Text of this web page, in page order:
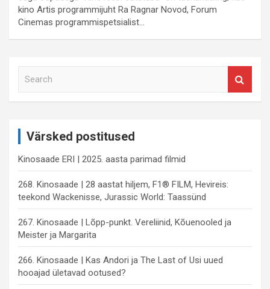
kino Artis programmijuht Ra Ragnar Novod, Forum
Cinemas programmispetsialist…
Värsked postitused
Kinosaade ERI | 2025. aasta parimad filmid
268. Kinosaade | 28 aastat hiljem, F1® FILM, Hevireis:
teekond Wackenisse, Jurassic World: Taassünd
267. Kinosaade | Lõpp-punkt. Vereliinid, Kõuenooled ja
Meister ja Margarita
266. Kinosaade | Kas Andori ja The Last of Usi uued
hooajad ületavad ootused?